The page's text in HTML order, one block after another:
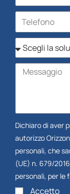
Dichiaro di aver
autorizzo
personali, che
(UE) n. 679/
personali, per le
Accetto